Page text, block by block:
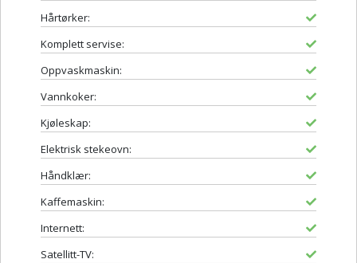
Hårtørker:
Komplett servise:
Oppvaskmaskin:
Vannkoker:
Kjøleskap:
Elektrisk stekeovn:
Håndklær:
Kaffemaskin:
Internett:
Satellitt-TV: